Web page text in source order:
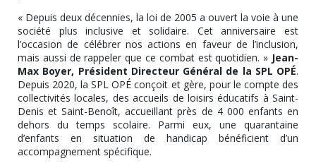
« Depuis deux décennies, la loi de 2005 a ouvert la voie à une
société plus inclusive et solidaire. Cet anniversaire est
l’occasion de célébrer nos actions en faveur de l’inclusion,
mais aussi de rappeler que ce combat est quotidien. » Jean-
Max Boyer, Président Directeur Général de la SPL OPÉ.
Depuis 2020, la SPL OPÉ conçoit et gère, pour le compte des
collectivités locales, des accueils de loisirs éducatifs à Saint-
Denis et Saint-Benoît, accueillant près de 4 000 enfants en
dehors du temps scolaire. Parmi eux, une quarantaine
d’enfants en situation de handicap bénéficient d’un
accompagnement spécifique.